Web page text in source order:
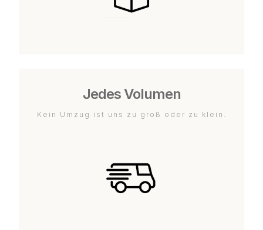
Jedes Volumen
Kein Umzug ist uns zu groß oder zu klein.